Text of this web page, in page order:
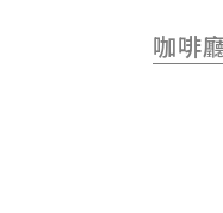
咖啡